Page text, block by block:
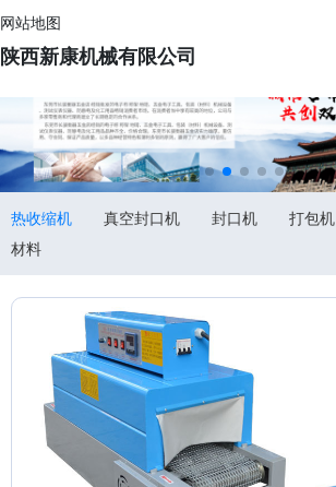
网站地图
陕西新康机械有限公司
热收缩机 真空封口机 封口机 打包机
材料